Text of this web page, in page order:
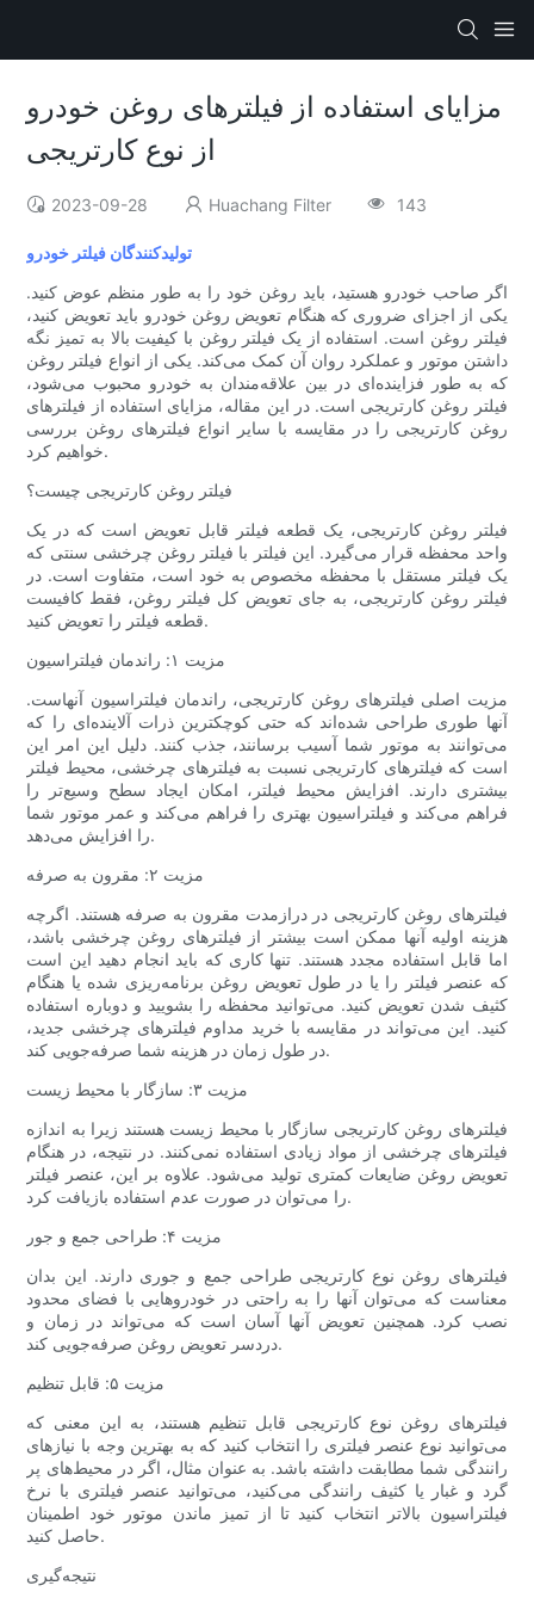
مزایای استفاده از فیلترهای روغن خودرو
از نوع کارتریجی
2023-09-28 Huachang Filter 143
تولیدکنندگان فیلتر خودرو
اگر صاحب خودرو هستید، باید روغن خود را به طور منظم عوض کنید.
یکی از اجزای ضروری که هنگام تعویض روغن خودرو باید تعویض کنید،
فیلتر روغن است. استفاده از یک فیلتر روغن با کیفیت بالا به تمیز نگه
داشتن موتور و عملکرد روان آن کمک می‌کند. یکی از انواع فیلتر روغن
که به طور فزاینده‌ای در بین علاقه‌مندان به خودرو محبوب می‌شود،
فیلتر روغن کارتریجی است. در این مقاله، مزایای استفاده از فیلترهای
روغن کارتریجی را در مقایسه با سایر انواع فیلترهای روغن بررسی
خواهیم کرد.
فیلتر روغن کارتریجی چیست؟
فیلتر روغن کارتریجی، یک قطعه فیلتر قابل تعویض است که در یک
واحد محفظه قرار می‌گیرد. این فیلتر با فیلتر روغن چرخشی سنتی که
یک فیلتر مستقل با محفظه مخصوص به خود است، متفاوت است. در
فیلتر روغن کارتریجی، به جای تعویض کل فیلتر روغن، فقط کافیست
قطعه فیلتر را تعویض کنید.
مزیت ۱: راندمان فیلتراسیون
مزیت اصلی فیلترهای روغن کارتریجی، راندمان فیلتراسیون آنهاست.
آنها طوری طراحی شده‌اند که حتی کوچکترین ذرات آلاینده‌ای را که
می‌توانند به موتور شما آسیب برسانند، جذب کنند. دلیل این امر این
است که فیلترهای کارتریجی نسبت به فیلترهای چرخشی، محیط فیلتر
بیشتری دارند. افزایش محیط فیلتر، امکان ایجاد سطح وسیع‌تر را
فراهم می‌کند و فیلتراسیون بهتری را فراهم می‌کند و عمر موتور شما
را افزایش می‌دهد.
مزیت ۲: مقرون به صرفه
فیلترهای روغن کارتریجی در درازمدت مقرون به صرفه هستند. اگرچه
هزینه اولیه آنها ممکن است بیشتر از فیلترهای روغن چرخشی باشد،
اما قابل استفاده مجدد هستند. تنها کاری که باید انجام دهید این است
که عنصر فیلتر را یا در طول تعویض روغن برنامه‌ریزی شده یا هنگام
کثیف شدن تعویض کنید. می‌توانید محفظه را بشویید و دوباره استفاده
کنید. این می‌تواند در مقایسه با خرید مداوم فیلترهای چرخشی جدید،
در طول زمان در هزینه شما صرفه‌جویی کند.
مزیت ۳: سازگار با محیط زیست
فیلترهای روغن کارتریجی سازگار با محیط زیست هستند زیرا به اندازه
فیلترهای چرخشی از مواد زیادی استفاده نمی‌کنند. در نتیجه، در هنگام
تعویض روغن ضایعات کمتری تولید می‌شود. علاوه بر این، عنصر فیلتر
را می‌توان در صورت عدم استفاده بازیافت کرد.
مزیت ۴: طراحی جمع و جور
فیلترهای روغن نوع کارتریجی طراحی جمع و جوری دارند. این بدان
معناست که می‌توان آنها را به راحتی در خودروهایی با فضای محدود
نصب کرد. همچنین تعویض آنها آسان است که می‌تواند در زمان و
دردسر تعویض روغن صرفه‌جویی کند.
مزیت ۵: قابل تنظیم
فیلترهای روغن نوع کارتریجی قابل تنظیم هستند، به این معنی که
می‌توانید نوع عنصر فیلتری را انتخاب کنید که به بهترین وجه با نیازهای
رانندگی شما مطابقت داشته باشد. به عنوان مثال، اگر در محیط‌های پر
گرد و غبار یا کثیف رانندگی می‌کنید، می‌توانید عنصر فیلتری با نرخ
فیلتراسیون بالاتر انتخاب کنید تا از تمیز ماندن موتور خود اطمینان
حاصل کنید.
نتیجه‌گیری